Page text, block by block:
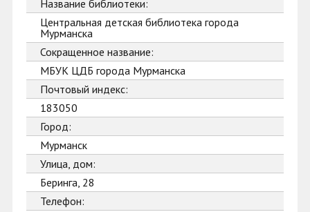
Название библиотеки:
Центральная детская библиотека города
Мурманска
Сокращенное название:
МБУК ЦДБ города Мурманска
Почтовый индекс:
183050
Город:
Мурманск
Улица, дом:
Беринга, 28
Телефон: